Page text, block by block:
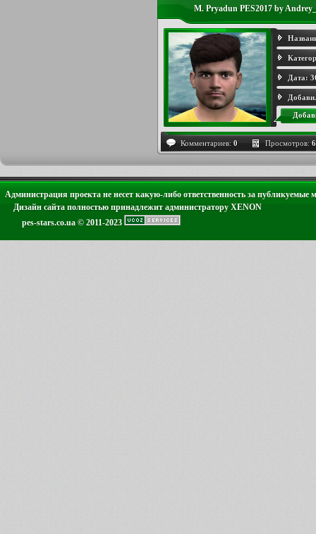
M. Pryadun PES2017 by
Дата:
Комментариев: 0 Просмотров:
Администрация проекта не несет какую-либо ответственность за публикуемые
Дизайн сайта полностью принадлежит администратору XENON
pes-stars.co.ua © 2011-2023